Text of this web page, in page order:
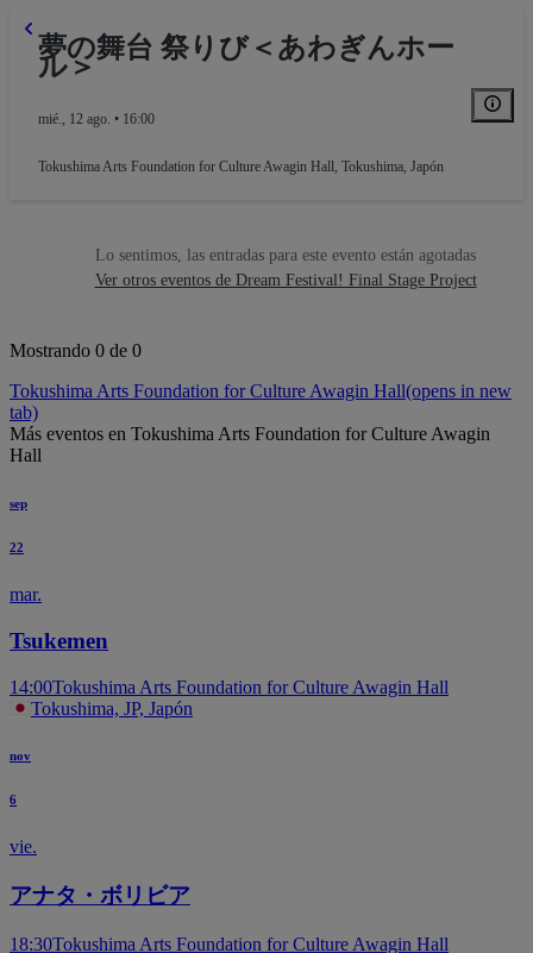
夢の舞台 祭りび＜あわぎんホー
ル＞
mié., 12 ago. • 16:00
Tokushima Arts Foundation for Culture Awagin Hall, Tokushima, Japón
Lo sentimos, las entradas para este evento están agotadas
Ver otros eventos de Dream Festival! Final Stage Project
Mostrando 0 de 0
Tokushima Arts Foundation for Culture Awagin Hall(opens in new
tab)
Más eventos en Tokushima Arts Foundation for Culture Awagin
Hall
sep
22
mar.
Tsukemen
14:00Tokushima Arts Foundation for Culture Awagin Hall
Tokushima, JP, Japón
nov
6
vie.
アナタ・ボリビア
18:30Tokushima Arts Foundation for Culture Awagin Hall